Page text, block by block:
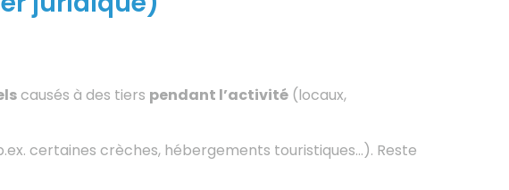
causés à des tiers pendant l’activité (locaux,
certaines crèches, hébergements touristiques…). Reste